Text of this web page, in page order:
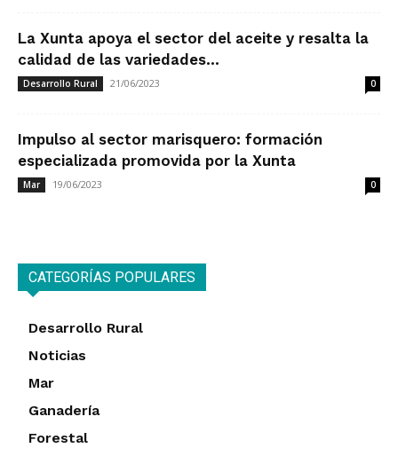
La Xunta apoya el sector del aceite y resalta la
calidad de las variedades...
Desarrollo Rural 21/06/2023 0
Impulso al sector marisquero: formación
especializada promovida por la Xunta
Mar 19/06/2023 0
CATEGORÍAS POPULARES
Desarrollo Rural
Noticias
Mar
Ganadería
Forestal